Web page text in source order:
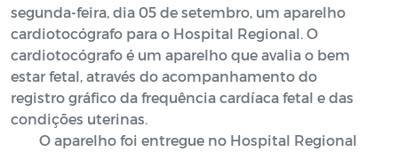
segunda-feira, dia 05 de setembro, um aparelho
cardiotocógrafo para o Hospital Regional. O
cardiotocógrafo é um aparelho que avalia o bem
estar fetal, através do acompanhamento do
registro gráfico da frequência cardíaca fetal e das
condições uterinas.
O aparelho foi entregue no Hospital Regional